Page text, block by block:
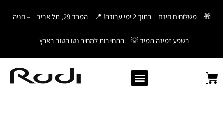
דילוג
🎁 משלוחים חינם בתוך 2 ימי עבודה! 📍 המרד 29, תל אביב – חניה
בשפע זמינה תמיד 💡 התחייבות למחיר נטו הטוב בארץ